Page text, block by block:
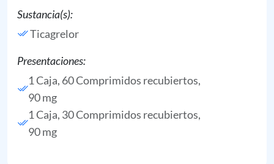
Sustancia(s):
Ticagrelor
Presentaciones:
1 Caja, 60 Comprimidos recubiertos,
90 mg
1 Caja, 30 Comprimidos recubiertos,
90 mg